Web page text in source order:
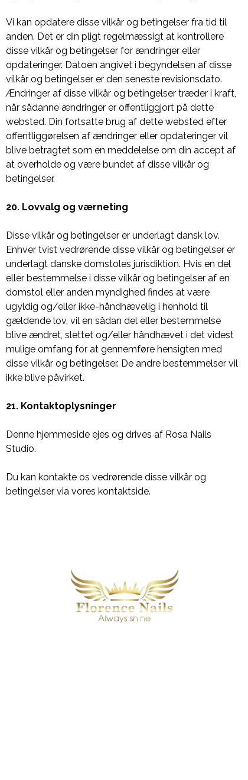
Vi kan opdatere disse vilkår og betingelser fra tid til
anden. Det er din pligt regelmæssigt at kontrollere
disse vilkår og betingelser for ændringer eller
opdateringer. Datoen angivet i begyndelsen af ​​disse
vilkår og betingelser er den seneste revisionsdato.
Ændringer af disse vilkår og betingelser træder i kraft,
når sådanne ændringer er offentliggjort på dette
websted. Din fortsatte brug af dette websted efter
offentliggørelsen af ​​ændringer eller opdateringer vil
blive betragtet som en meddelelse om din accept af
at overholde og være bundet af disse vilkår og
betingelser.
20. Lovvalg og værneting
Disse vilkår og betingelser er underlagt dansk lov.
Enhver tvist vedrørende disse vilkår og betingelser er
underlagt danske domstoles jurisdiktion. Hvis en del
eller bestemmelse i disse vilkår og betingelser af en
domstol eller anden myndighed findes at være
ugyldig og/eller ikke-håndhævelig i henhold til
gældende lov, vil en sådan del eller bestemmelse
blive ændret, slettet og/eller håndhævet i det videst
mulige omfang for at gennemføre hensigten med
disse vilkår og betingelser. De andre bestemmelser vil
ikke blive påvirket.
21. Kontaktoplysninger
Denne hjemmeside ejes og drives af Rosa Nails
Studio.
Du kan kontakte os vedrørende disse vilkår og
betingelser via vores kontaktside.